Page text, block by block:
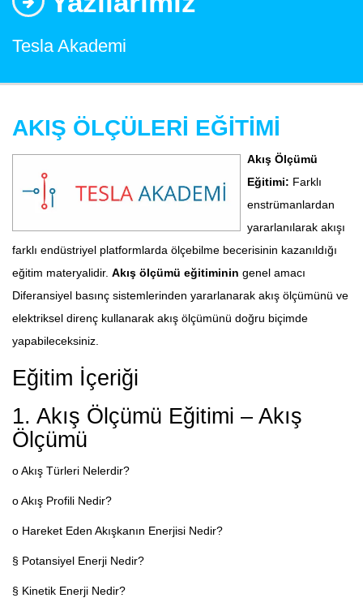
Tesla Akademi
AKIŞ ÖLÇÜLERİ EĞİTİMİ
Akış Ölçümü
Eğitimi: Farklı
enstrümanlardan
yararlanılarak akışı
farklı endüstriyel platformlarda ölçebilme becerisinin kazanıldığı
eğitim materyalidir. Akış ölçümü eğitiminin genel amacı
Diferansiyel basınç sistemlerinden yararlanarak akış ölçümünü ve
elektriksel direnç kullanarak akış ölçümünü doğru biçimde
yapabileceksiniz.
Eğitim İçeriği
1. Akış Ölçümü Eğitimi – Akış
Ölçümü
o Akış Türleri Nelerdir?
o Akış Profili Nedir?
o Hareket Eden Akışkanın Enerjisi Nedir?
§ Potansiyel Enerji Nedir?
§ Kinetik Enerji Nedir?